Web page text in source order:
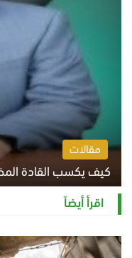
مقالات
كيف يكسب القادة
الثلاثاء 4 أغسطس 2026 12:27 م
اقرأ أيضاً